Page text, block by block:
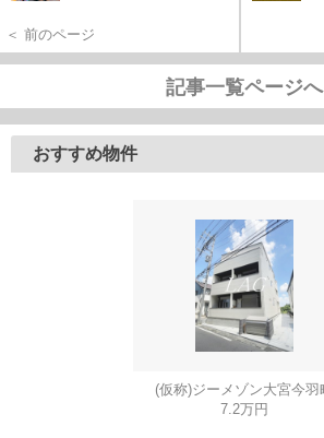
＜ 前のページ
記事一覧ページへ
おすすめ物件
(仮称)ジーメゾン大宮今羽
7.2万円